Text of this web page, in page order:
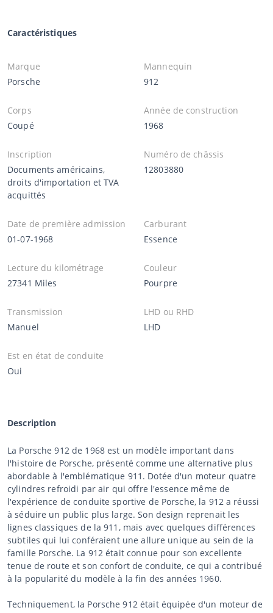
Caractéristiques
Marque
Porsche
Mannequin
912
Corps
Coupé
Année de construction
1968
Inscription
Documents américains,
droits d'importation et TVA
acquittés
Numéro de châssis
12803880
Date de première admission
01-07-1968
Carburant
Essence
Lecture du kilométrage
27341 Miles
Couleur
Pourpre
Transmission
Manuel
LHD ou RHD
LHD
Est en état de conduite
Oui
Description
La Porsche 912 de 1968 est un modèle important dans
l'histoire de Porsche, présenté comme une alternative plus
abordable à l'emblématique 911. Dotée d'un moteur quatre
cylindres refroidi par air qui offre l'essence même de
l'expérience de conduite sportive de Porsche, la 912 a réussi
à séduire un public plus large. Son design reprenait les
lignes classiques de la 911, mais avec quelques différences
subtiles qui lui conféraient une allure unique au sein de la
famille Porsche. La 912 était connue pour son excellente
tenue de route et son confort de conduite, ce qui a contribué
à la popularité du modèle à la fin des années 1960.
Techniquement, la Porsche 912 était équipée d'un moteur de